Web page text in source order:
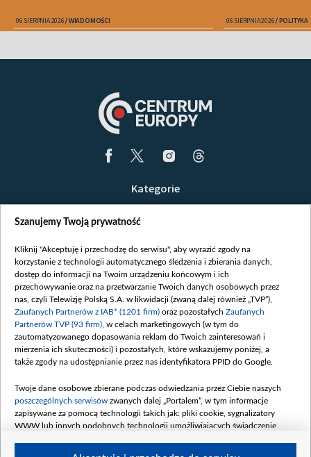
06 SIERPNIA 2026 WIADOMOŚCI 06 SIERPNIA 2026 POLITYKA
Kategorie
Opinie
Białoruś / Polska
Czytelnia
Centrum Europy
O nas
Kontakt
Informacje o nadawcy
Serwisy partnerskie
belsat.eu
slava.tv
tvpworld.com
Szanujemy Twoją prywatność
Kliknij "Akceptuję i przechodzę do serwisu", aby wyrazić zgody na
korzystanie z technologii automatycznego śledzenia i zbierania danych,
dostęp do informacji na Twoim urządzeniu końcowym i ich
przechowywanie oraz na przetwarzanie Twoich danych osobowych przez
nas, czyli Telewizję Polską S.A. w likwidacji (zwaną dalej również „TVP”),
Zaufanych Partnerów z IAB* (1201 firm) oraz pozostałych Zaufanych
Partnerów TVP (93 firm) , w celach marketingowych (w tym do
zautomatyzowanego dopasowania reklam do Twoich zainteresowań i
mierzenia ich skuteczności) i pozostałych, które wskazujemy poniżej, a
także zgody na udostępnianie przez nas identyfikatora PPID do Google.
Twoje dane osobowe zbierane podczas odwiedzania przez Ciebie naszych
poszczególnych serwisów zwanych dalej „Portalem”, w tym informacje
zapisywane za pomocą technologii takich jak: pliki cookie, sygnalizatory
WWW lub innych podobnych technologii umożliwiających świadczenie